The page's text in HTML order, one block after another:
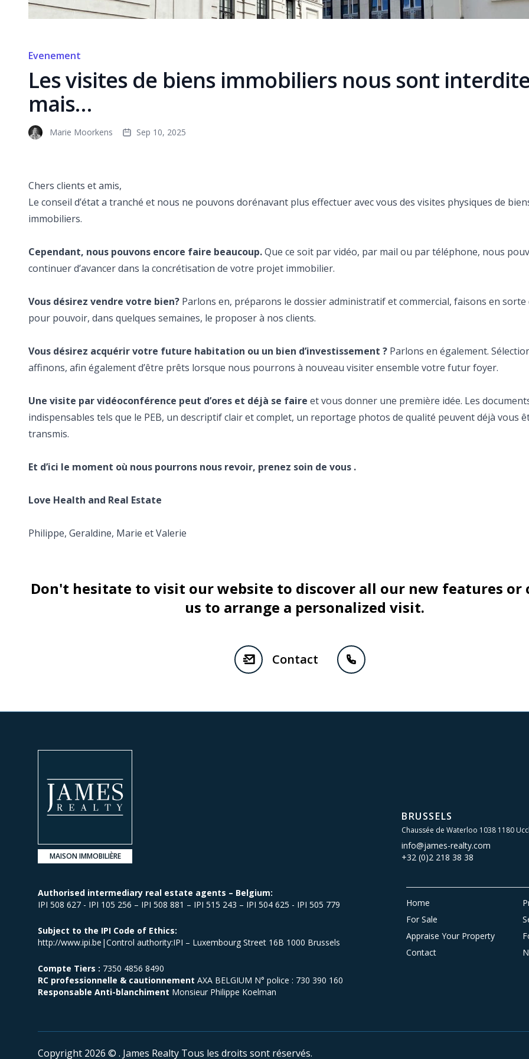
Evenement
Les visites de biens immobiliers nous sont
mais…
Marie Moorkens Sep 10, 2025
Chers clients et amis,
Le conseil d’état a tranché et nous ne pouvons dorénavant plus effectuer avec vous des visites physiques de
immobiliers.
Cependant, nous pouvons encore faire beaucoup.Que ce soit par vidéo, par mail ou par téléphone, nous
continuer d’avancer dans la concrétisation de votre projet immobilier.
Vous désirez vendre votre bien? Parlons en, préparons le dossier administratif et commercial, faisons en sorte
pour pouvoir, dans quelques semaines, le proposer à nos clients.
Vous désirez acquérir votre future habitation ou un bien d’investissement ? Parlons en également.
affinons, afin également d’être prêts lorsque nous pourrons à nouveau visiter ensemble votre futur foyer.
Une visite par vidéoconférence peut d’ores et déjà se faire et vous donner une première idée. Les
indispensables tels que le PEB, un descriptif clair et complet, un reportage photos de qualité peuvent déjà vous
transmis.
Et d’ici le moment où nous pourrons nous revoir, prenez soin de vous .
Love Health and Real Estate
Philippe, Geraldine, Marie et Valerie
Don't hesitate to visit our website to discover all our new features or
us to arrange a personalized visit.
Contact
MAISON IMMOBILIÈRE
BRUSSELS
Chaussée de Waterloo 1038 1180
info@james-realty.com
+32 (0)2 218 38 38
Authorised intermediary real estate agents – Belgium:
IPI 508 627 - IPI 105 256 – IPI 508 881 – IPI 515 243 – IPI 504 625 - IPI 505 779
Subject to the IPI Code of Ethics:
http://www.ipi.be|Control authority:IPI – Luxembourg Street 16B 1000 Brussels
Compte Tiers : 7350 4856 8490
RC professionnelle & cautionnement AXA BELGIUM N° police : 730 390 160
Responsable Anti-blanchiment Monsieur Philippe Koelman
Home
For Sale
Appraise Your Property
Contact
Copyright 2026 © . James Realty Tous les droits sont réservés.